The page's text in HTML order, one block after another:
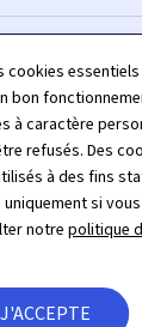
cookies essentiels
bon
à caractère
refusés. Des
à des fins
si
notrepolitique
J'ACCEPTE